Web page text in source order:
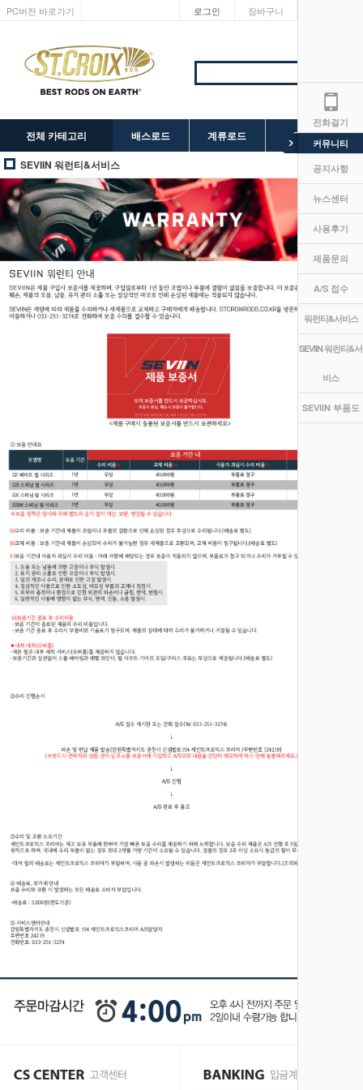
PC버전 바로가기 장바구니
로그인
전체 카테고리 배스로드 계류로드
SEVIIN 릴
SEVIIN 워런티&서비스
전화걸기
커뮤니티
공지사항
뉴스센터
사용후기
제품문의
A/S 접수
워런티&서비스
SEVIIN 워런티&서
비스
SEVIIN 부품도